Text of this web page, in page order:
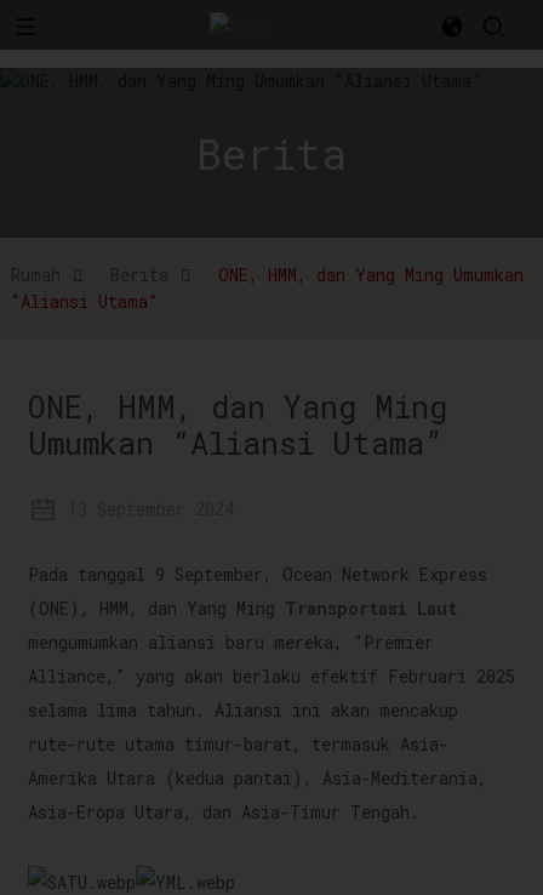
Berita
Rumah Berita
ONE, HMM, dan Yang Ming Umumkan
“Aliansi Utama”
ONE, HMM, dan Yang Ming
Umumkan “Aliansi Utama”
Pada tanggal 9 September, Ocean Network Express
(ONE), HMM, dan Yang Ming Transportasi Laut
mengumumkan aliansi baru mereka, "Premier
Alliance," yang akan berlaku efektif Februari 2025
selama lima tahun. Aliansi ini akan mencakup
rute-rute utama timur-barat, termasuk Asia-
Amerika Utara (kedua pantai), Asia-Mediterania,
Asia-Eropa Utara, dan Asia-Timur Tengah.